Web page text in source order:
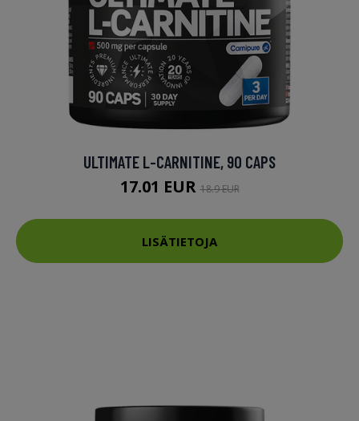
ULTIMATE L-CARNITINE, 90 CAPS
17.01 EUR18.9 EUR
LISÄTIETOJA